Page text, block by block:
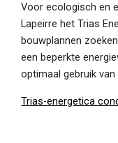
Voor ecologisch en
Lapeirre het Trias
bouwplannen
een beperkte
optimaal gebruik
Trias-energetica